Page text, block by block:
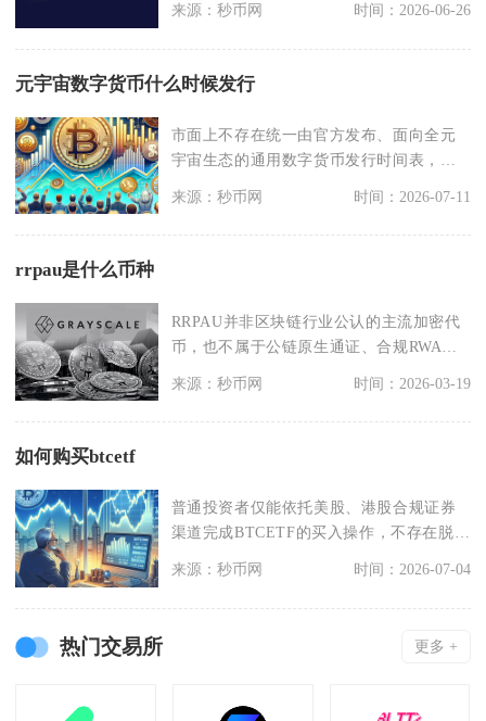
来源：秒币网 时间：2026-06-26
元宇宙数字货币什么时候发行
市面上不存在统一由官方发布、面向全元
宇宙生态的通用数字货币发行时间表，民
来源：秒币网 时间：2026-07-11
rrpau是什么币种
RRPAU并非区块链行业公认的主流加密代
币，也不属于公链原生通证、合规RWA资
来源：秒币网 时间：2026-03-19
如何购买btcetf
普通投资者仅能依托美股、港股合规证券
渠道完成BTCETF的买入操作，不存在脱离
持牌经纪机构
来源：秒币网 时间：2026-07-04
热门交易所 更多 +